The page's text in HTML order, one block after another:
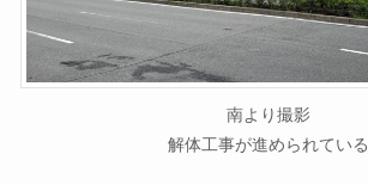
南より撮影
解体工事が進められている